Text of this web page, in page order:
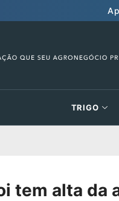
TRIGO
tem alta da